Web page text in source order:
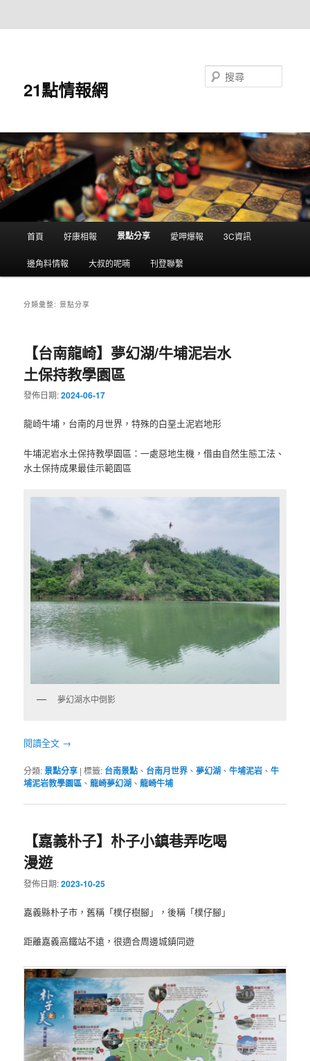
21點情報網
首頁 好康相報 景點分享 愛呷爆報 3C資訊
邊角料情報 大叔的呢喃 刊登聯繫
分類彙整:景點分享
【台南龍崎】夢幻湖/牛埔泥岩水
土保持教學園區
發佈日期:2024-06-17
龍崎牛埔，台南的月世界，特殊的白堊土泥岩地形
牛埔泥岩水土保持教學園區：一處惡地生機，借由自然生態工法、
水土保持成果最佳示範園區
夢幻湖水中倒影
閱讀全文 →
分類:景點分享 |標籤: 台南景點 、 台南月世界 、夢幻湖 、牛埔泥岩 、牛
埔泥岩教學園區 、龍崎夢幻湖 、龍崎牛埔
【嘉義朴子】朴子小鎮巷弄吃喝
漫遊
發佈日期:2023-10-25
嘉義縣朴子市，舊稱「樸仔樹腳」，後稱「樸仔腳」
距離嘉義高鐵站不遠，很適合周邊城鎮同遊